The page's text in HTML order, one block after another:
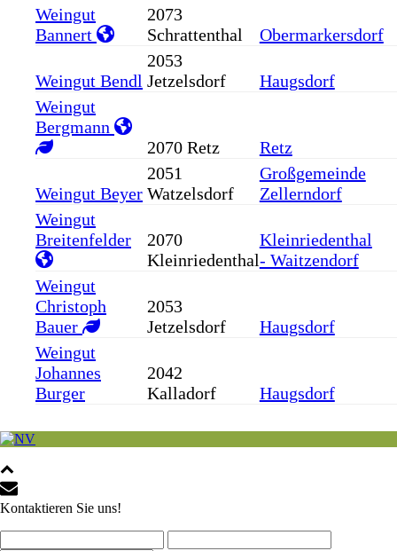
Weingut
Bannert
2073
Schrattenthal
Obermarkersdorf
Weingut Bendl
2053
Jetzelsdorf
Haugsdorf
Weingut
Bergmann
2070 Retz
Retz
Weingut Beyer
2051
Watzelsdorf
Großgemeinde
Zellerndorf
Weingut
Breitenfelder
2070
Kleinriedenthal
Kleinriedenthal
- Waitzendorf
Weingut
Christoph
Bauer
2053
Jetzelsdorf
Haugsdorf
Weingut
Johannes
Burger
2042
Kalladorf
Haugsdorf
Kontaktieren Sie uns!